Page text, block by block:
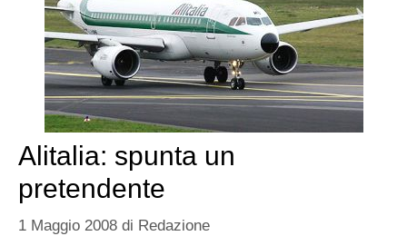
Alitalia: spunta un
pretendente
1 Maggio 2008 di Redazione